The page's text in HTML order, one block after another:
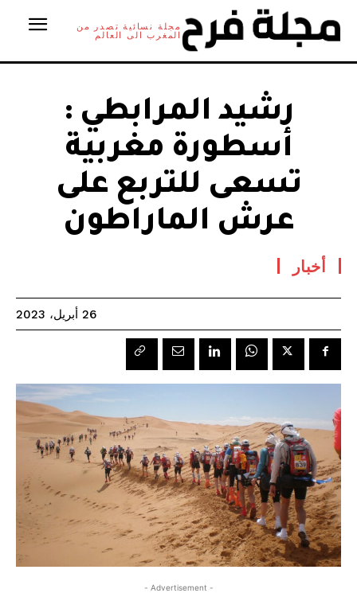
مجلة نسائية تصدر من
المغرب الى العالم
رشيد المرابطي :
أسطورة مغربية
تسعى للتربع على
عرش الماراطون
أخبار
26 أبريل، 2023
- Advertisement -